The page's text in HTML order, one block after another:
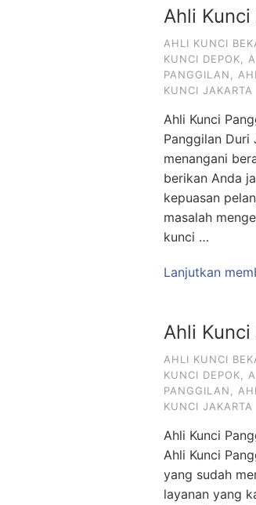
Ahli
AHLI KUNCI
KUNCI DEPOK
PANGGILAN
KUNCI JAKARTA
Ahli Kunci
Panggilan
menangani
berikan Anda
kepuasan
masalah
kunci …
Lanjutkan
Ahli
AHLI KUNCI
KUNCI DEPOK
PANGGILAN
KUNCI JAKARTA
Ahli Kunci
Ahli Kunci
yang sudah
layanan yang